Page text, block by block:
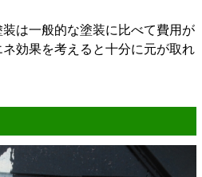
装は一般的な塗装に比べて費用が
効果を考えると十分に元が取れ